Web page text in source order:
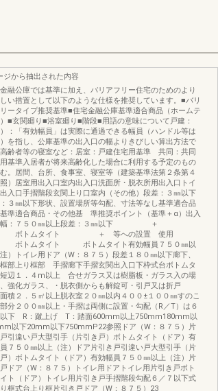
ジから抽出された内容
融公庫では基準に加え、バリアフリー住宅のためのより
い措置として以下のような仕様を推奨しています。■バリ
ータイプ推奨基準■住宅金融公庫基準適合商品（ホームテ
■玄関廻り■浴室廻り■階段■用語の意味について戸建：
）：「有効幅員」は実際に通過できる幅員（ハンドル等は
を指し、公庫基準の出入口の幅よりきびしい算出方法で
齢者等の寝室など：居室：戸建住宅用基準 共同：共同
基準入居者が将来高齢化した場合に利用する予定のもの
。居間、台所、食事室、寝室等（建築基準法第２条第４
）居室用出入口室内出入口洗面所・脱衣所用出入口トイ
入口手摺階段玄関上り口室内（その他）段差：３㎜以下
３㎜以下形状、設置場所等勾配、寸法等なし基準適合品
準適合商品・その他基 準推奨ポイント（基準＋α）出入
幅：７５０㎜以上段差：３㎜以下 ＋
トムタイト ＋ 等への設置 使用
トムタイト ボトムタイト有効幅員７５０㎜以
）トイレ用ドア（W：８７５）段差１８０㎜以下廊下、
部上り框部 手摺廊下手摺玄関出入口下枠式台ボトムタ
辺１．４m以上 合せガラス又は樹脂板・ガラス入の場
強化ガラス、・脱衣側からも解錠可・引戸又は折戸
積２．５㎡以上脱衣室２０㎜以内４００±１００㎜すのこ
分２００㎜以上・手摺は両側に設置・勾配（R／T）は６
以下 R：蹴上げ T：踏面600mm以上750mm180mm以
以下20mm以下750mmP22参照ドア（W：８７５）片
引違い戸大型引手（片引き戸）ボトムタイト（ドア）有
７５０㎜以上（注）ドア片引き戸引違い戸大型引手（片
）ボトムタイト（ドア）有効幅員７５０㎜以上（注）片
ドア（W：８７５）トイレ用ドアトイレ用片引き戸ボト
ト（ドア）トイレ用片引き戸手摺階段勾配６／７以下式
框式台上り框片引き戸ドア（W：８７５）23